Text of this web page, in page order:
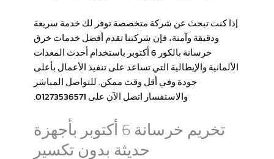
إذا كنت تبحث عن شركة متخصصة توفر لك خدمة سريعة
ودقيقة وآمنة، فإن شركتنا تقدم أفضل خدماتخرق
خرسانة بالكور 6 أكتوبر
باستخدام أحدث المعدات
الألمانية والإيطالية التي تساعد على تنفيذ الأعمال بأعلى
جودة وفي أقل وقت ممكن. للتواصل المباشر
والاستفسار اتصل الآن على 01273536571
.
تخريم خرسانة 6 أكتوبر بأجهزة
حديثة بدون تكسير